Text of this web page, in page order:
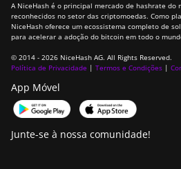
A NiceHash é o principal mercado de hashrate do
reconhecidos no setor das criptomoedas. Como
NiceHash oferece um ecossistema completo de
para acelerar a adoção do bitcoin em todo o
© 2014 - 2026 NiceHash AG. All Rights Reserved.
Política de Privacidade | Termos e Condições |
App Móvel
Junte-se à nossa comunidade!